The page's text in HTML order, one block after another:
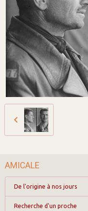
AMICALE
De l'origine à nos jours
Recherche d'un proche